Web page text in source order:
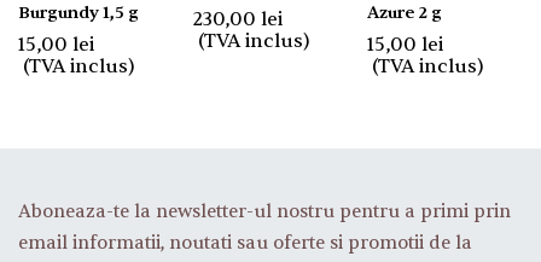
Burgundy 1,5 g
15,00 lei
(TVA inclus)
230,00 lei
(TVA inclus)
Azure 2 g
15,00lei
(TVA inclus)
Aboneaza-te la newsletter-ul nostru pentru a primi prin
email informatii, noutati sau oferte si promotii de la